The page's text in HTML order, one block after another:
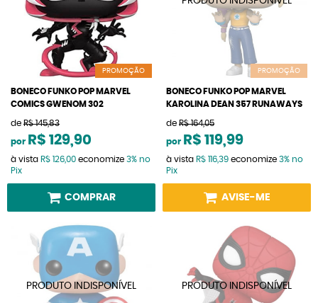
PROMOÇÃO
BONECO FUNKO POP MARVEL
COMICS GWENOM 302
de R$ 145,83
por R$ 129,90
à vista R$ 126,00 economize 3% no
Pix
COMPRAR
PROMOÇÃO
BONECO FUNKO POP MARVEL
KAROLINA DEAN 357 RUNAWAYS
de R$ 164,05
por R$ 119,99
à vista R$ 116,39 economize 3% no
Pix
AVISE-ME